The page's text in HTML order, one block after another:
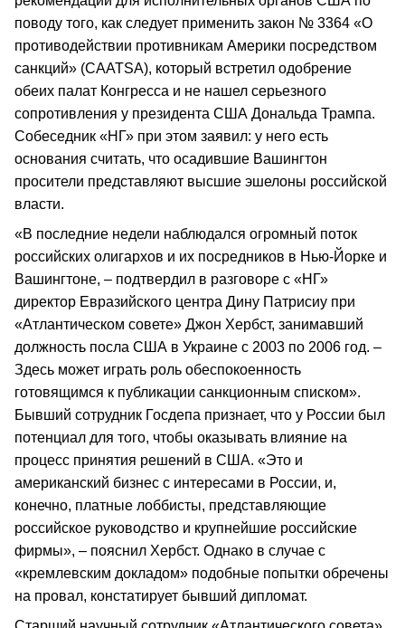
поводу того, как следует применить закон № 3364 «О
противодействии противникам Америки посредством
санкций» (CAATSA), который встретил одобрение
обеих палат Конгресса и не нашел серьезного
сопротивления у президента США Дональда Трампа.
Собеседник «НГ» при этом заявил: у него есть
основания считать, что осадившие Вашингтон
просители представляют высшие эшелоны российской
власти.
«В последние недели наблюдался огромный поток
российских олигархов и их посредников в Нью-Йорке и
Вашингтоне, – подтвердил в разговоре с «НГ»
директор Евразийского центра Дину Патрисиу при
«Атлантическом совете» Джон Хербст, занимавший
должность посла США в Украине с 2003 по 2006 год. –
Здесь может играть роль обеспокоенность
готовящимся к публикации санкционным списком».
Бывший сотрудник Госдепа признает, что у России был
потенциал для того, чтобы оказывать влияние на
процесс принятия решений в США. «Это и
американский бизнес с интересами в России, и,
конечно, платные лоббисты, представляющие
российское руководство и крупнейшие российские
фирмы», – пояснил Хербст. Однако в случае с
«кремлевским докладом» подобные попытки обречены
на провал, констатирует бывший дипломат.